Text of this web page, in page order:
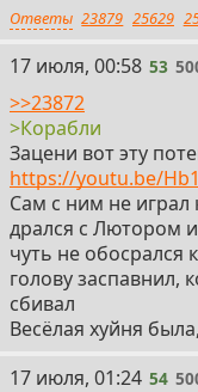
Ответы 23879 25629
53
17 июля, 00:58 53
>>23872
>Корабли
Зацени вот эту
https://youtu.be/
Сам с ним не играл
дрался с Лютором
чуть не обосрался
голову заспавнил,
сбивал
Весёлая хуйня
54
17 июля, 01:24 54